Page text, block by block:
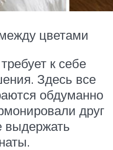
цветами
требует к себе
Здесь все
обдуманно
друг
выдержать